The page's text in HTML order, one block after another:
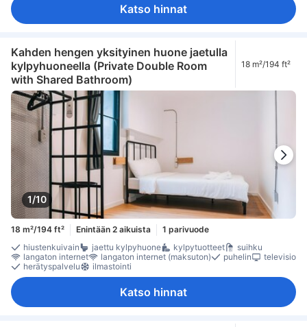
Katso hinnat
Kahden hengen yksityinen huone jaetulla
kylpyhuoneella (Private Double Room
with Shared Bathroom)
18 m²/194 ft²
1/10
18 m²/194 ft² Enintään 2 aikuista
1 parivuode
hiustenkuivain
jaettu kylpyhuone kylpytuotteet
suihku
langaton internet
langaton internet (maksuton) puhelin
televisio
herätyspalvelu
ilmastointi
Katso hinnat